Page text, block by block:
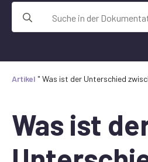
nach:
Artikel " Was ist der Unterschied
Was ist